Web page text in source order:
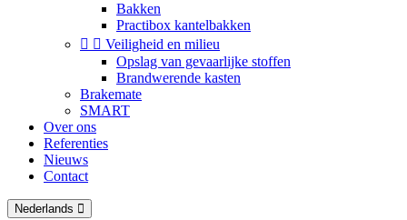
Bakken
Practibox kantelbakken
  Veiligheid en milieu
Opslag van gevaarlijke stoffen
Brandwerende kasten
Brakemate
SMART
Over ons
Referenties
Nieuws
Contact
Nederlands